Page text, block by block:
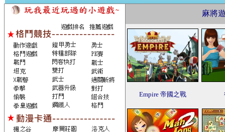
麻將
Empire 帝國之戰